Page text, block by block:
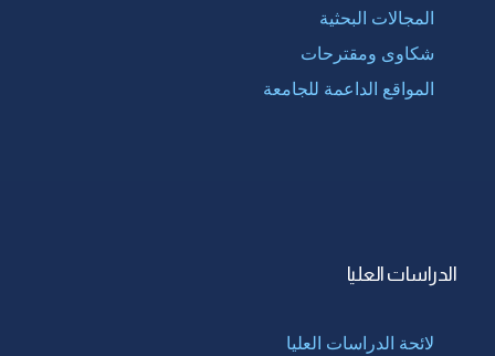
المجالات البحثية
شكاوى ومقترحات
المواقع الداعمة للجامعة
الدراسات العليا
لائحة الدراسات العليا